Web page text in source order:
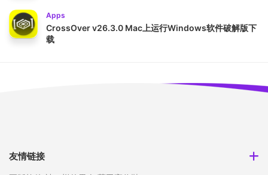
Apps
CrossOver v26.3.0 Mac上运行Windows软件破解版下
载
友情链接